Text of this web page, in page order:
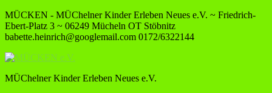
MÜCKEN - MÜChelner Kinder Erleben Neues e.V. ~ Friedrich-
Ebert-Platz 3 ~ 06249 Mücheln OT Stöbnitz
babette.heinrich@googlemail.com 0172/6322144
MÜChelner Kinder Erleben Neues e.V.